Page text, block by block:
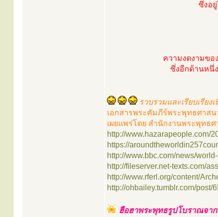
ซึ่งอ
ความงดงามขอ
ซึ่งอีกด้านหนึ่
รวบรวมและเรียบเรียง
เอกสารพระคัมภีร์พระพุทธศาสน
เผยแพร่โดย สำนักงานพระพุทธ
http://www.hazarapeople.com/
https://
http://www.bbc.com/news/
http://fileserver.net-texts.com/
http://www.rferl.org/content/
http://ohbailey.tumblr.com/post/
ฮือฮาพระพุทธรูปโบราณจา